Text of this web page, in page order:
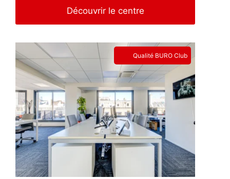
Découvrir le centre
Qualité BURO Club